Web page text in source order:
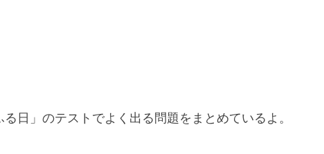
日」のテストでよく出る問題をまとめているよ。